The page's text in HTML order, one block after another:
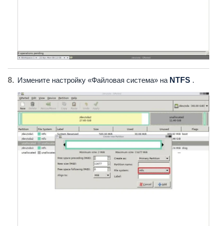
Измените настройку «Файловая система» на NTFS .